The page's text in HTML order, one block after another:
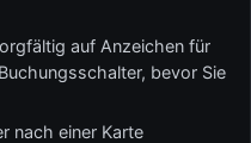
auf Anzeichen für
bevor Sie
nach einer Karte